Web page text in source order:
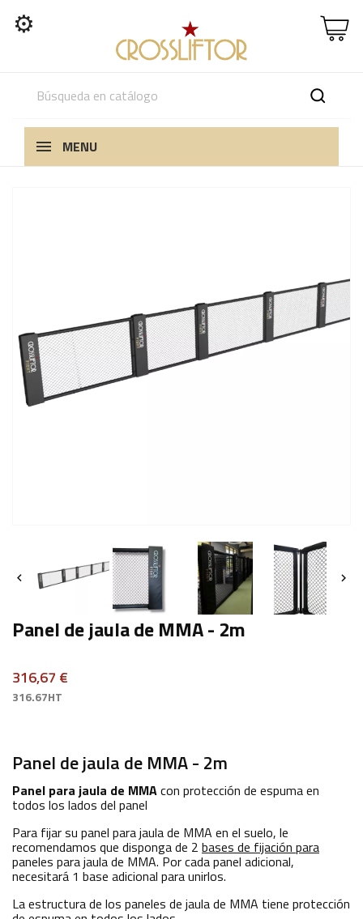
⚙
MENU
 
Panel de jaula de MMA - 2m
316,67 €
316.67HT
Panel de jaula de MMA - 2m
Panel para jaula de MMAcon protección de espuma en
todos los lados del panel
Para fijar su panel para jaula de MMA en el suelo, le
recomendamos que disponga de 2 bases de fijación para
paneles para jaula de MMA. Por cada panel adicional,
necesitará 1 base adicional para unirlos.
La estructura de los paneles de jaula de MMA tiene protección